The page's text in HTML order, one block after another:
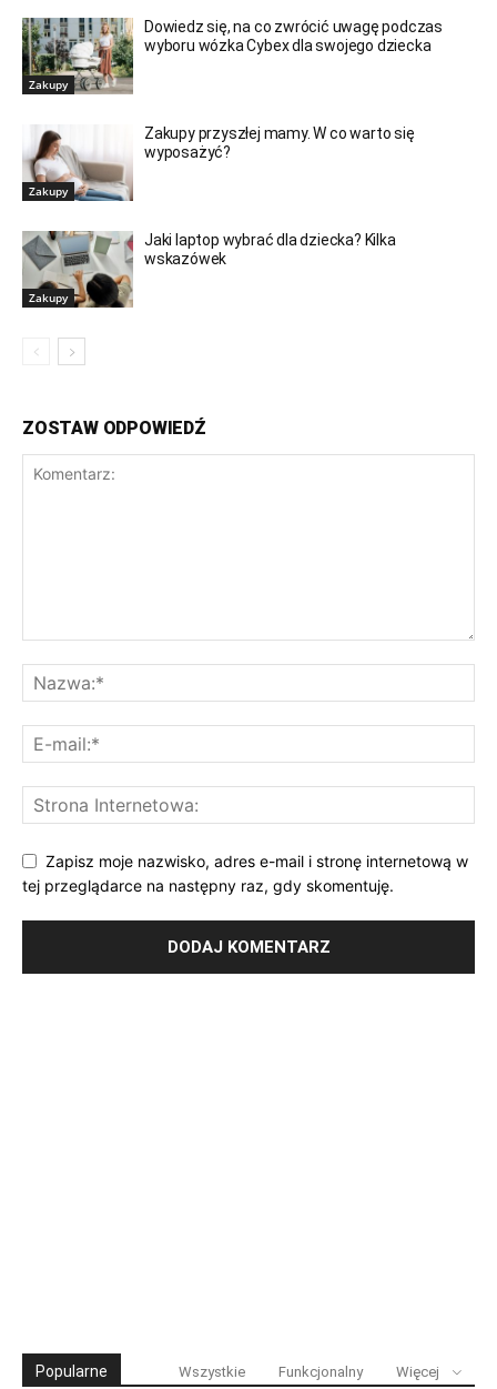
Zakupy
Dowiedz się, na co zwrócić uwagę podczas
wyboru wózka Cybex dla swojego dziecka
Zakupy
Zakupy przyszłej mamy. W co warto się
wyposażyć?
Zakupy
Jaki laptop wybrać dla dziecka? Kilka
wskazówek
ZOSTAW ODPOWIEDŹ
Zapisz moje nazwisko, adres e-mail i stronę internetową w
tej przeglądarce na następny raz, gdy skomentuję.
Popularne Wszystkie Funkcjonalny Więcej